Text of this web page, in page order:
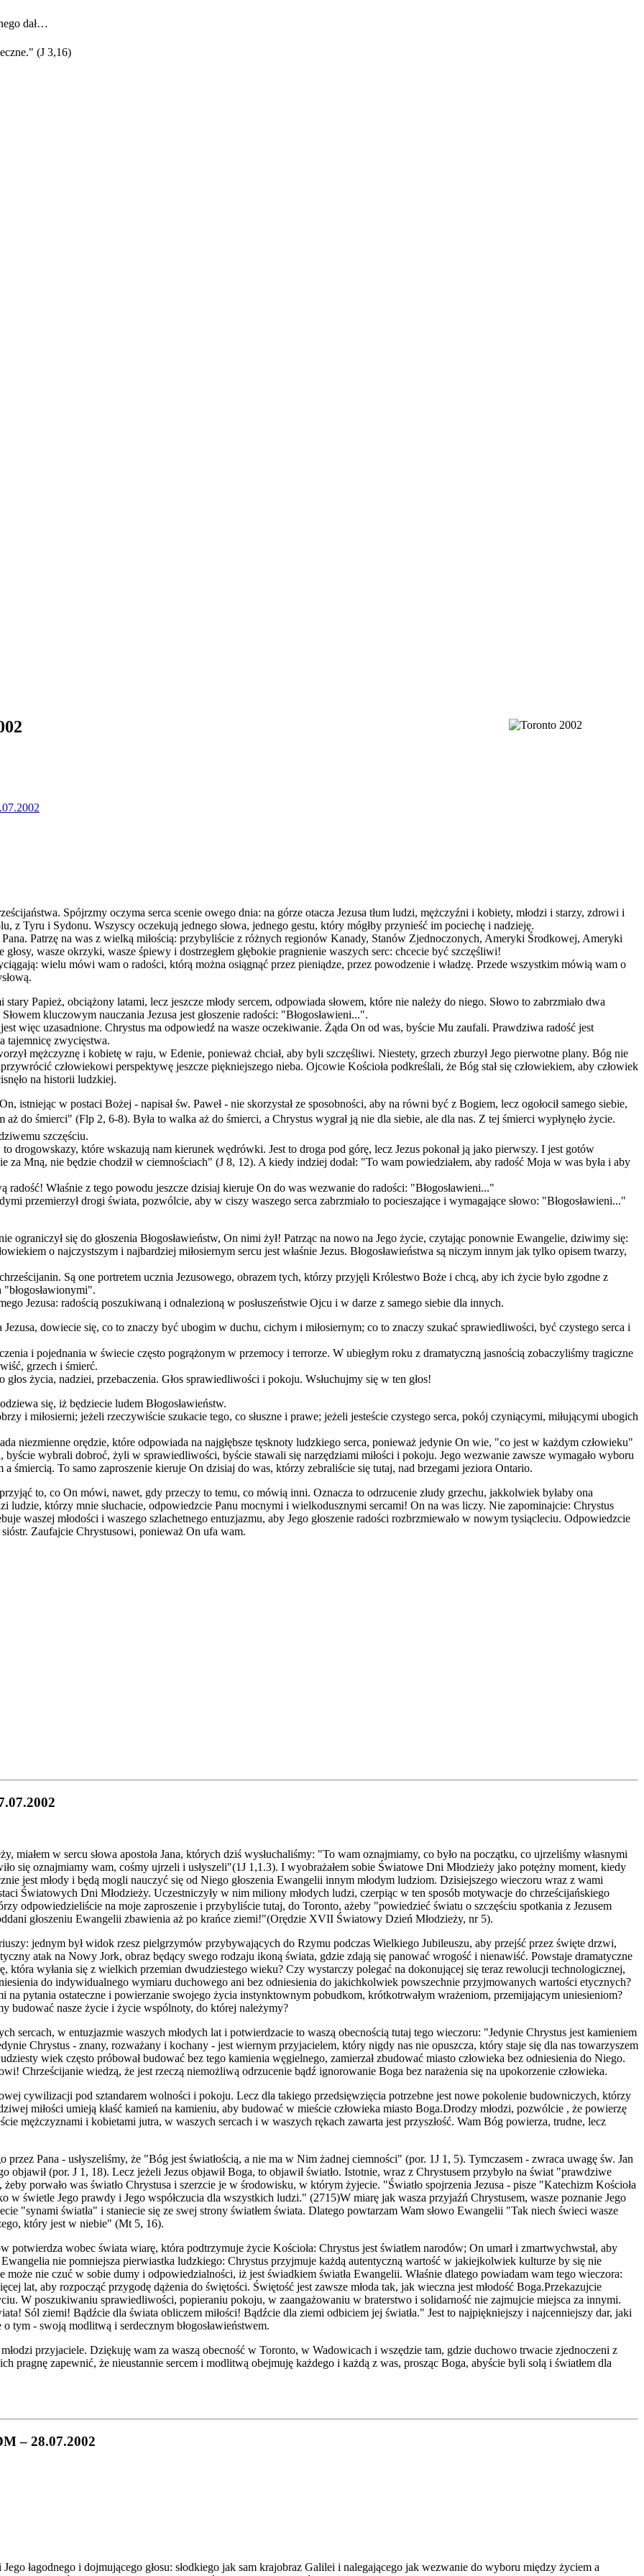
dał…
(J 3,16)
Spójrzmy oczyma serca scenie owego dnia: na górze otacza Jezusa tłum ludzi, mężczyźni i kobiety, młodzi i starzy, zdrowi i
z Tyru i Sydonu. Wszyscy oczekują jednego słowa, jednego gestu, który mógłby przynieść im pociechę i nadzieję.
Patrzę na was z wielką miłością: przybyliście z różnych regionów Kanady, Stanów Zjednoczonych, Ameryki Środkowej, Ameryki
wasze okrzyki, wasze śpiewy i dostrzegłem głębokie pragnienie waszych serc: chcecie być szczęśliwi!
wielu mówi wam o radości, którą można osiągnąć przez pieniądze, przez powodzenie i władzę. Przede wszystkim mówią wam o
Papież, obciążony latami, lecz jeszcze młody sercem, odpowiada słowem, które nie należy do niego. Słowo to zabrzmiało dwa
kluczowym nauczania Jezusa jest głoszenie radości: "Błogosławieni...".
więc uzasadnione. Chrystus ma odpowiedź na wasze oczekiwanie. Żąda On od was, byście Mu zaufali. Prawdziwa radość jest
tajemnicę zwycięstwa.
mężczyznę i kobietę w raju, w Edenie, ponieważ chciał, aby byli szczęśliwi. Niestety, grzech zburzył Jego pierwotne plany. Bóg nie
człowiekowi perspektywę jeszcze piękniejszego nieba. Ojcowie Kościoła podkreślali, że Bóg stał się człowiekiem, aby człowiek
na historii ludzkiej.
istniejąc w postaci Bożej - napisał św. Paweł - nie skorzystał ze sposobności, aby na równi być z Bogiem, lecz ogołocił samego siebie,
aż do śmierci" (Flp 2, 6-8). Była to walka aż do śmierci, a Chrystus wygrał ją nie dla siebie, ale dla nas. Z tej śmierci wypłynęło życie.
szczęściu.
drogowskazy, które wskazują nam kierunek wędrówki. Jest to droga pod górę, lecz Jezus pokonał ją jako pierwszy. I jest gotów
Mną, nie będzie chodził w ciemnościach" (J 8, 12). A kiedy indziej dodał: "To wam powiedziałem, aby radość Moja w was była i aby
Właśnie z tego powodu jeszcze dzisiaj kieruje On do was wezwanie do radości: "Błogosławieni..."
przemierzył drogi świata, pozwólcie, aby w ciszy waszego serca zabrzmiało to pocieszające i wymagające słowo: "Błogosławieni..."
ograniczył się do głoszenia Błogosławieństw, On nimi żył! Patrząc na nowo na Jego życie, czytając ponownie Ewangelie, dziwimy się:
o najczystszym i najbardziej miłosiernym sercu jest właśnie Jezus. Błogosławieństwa są niczym innym jak tylko opisem twarzy,
Są one portretem ucznia Jezusowego, obrazem tych, którzy przyjęli Królestwo Boże i chcą, aby ich życie było zgodne z
Jezusa: radością poszukiwaną i odnalezioną w posłuszeństwie Ojcu i w darze z samego siebie dla innych.
dowiecie się, co to znaczy być ubogim w duchu, cichym i miłosiernym; co to znaczy szukać sprawiedliwości, być czystego serca i
i pojednania w świecie często pogrążonym w przemocy i terrorze. W ubiegłym roku z dramatyczną jasnością zobaczyliśmy tragiczne
grzech i śmierć.
życia, nadziei, przebaczenia. Głos sprawiedliwości i pokoju. Wsłuchujmy się w ten głos!
się, iż będziecie ludem Błogosławieństw.
i miłosierni; jeżeli rzeczywiście szukacie tego, co słuszne i prawe; jeżeli jesteście czystego serca, pokój czyniącymi, miłującymi ubogich
niezmienne orędzie, które odpowiada na najgłębsze tęsknoty ludzkiego serca, ponieważ jedynie On wie, "co jest w każdym człowieku"
wybrali dobroć, żyli w sprawiedliwości, byście stawali się narzędziami miłości i pokoju. Jego wezwanie zawsze wymagało wyboru
śmiercią. To samo zaproszenie kieruje On dzisiaj do was, którzy zebraliście się tutaj, nad brzegami jeziora Ontario.
to, co On mówi, nawet, gdy przeczy to temu, co mówią inni. Oznacza to odrzucenie złudy grzechu, jakkolwiek byłaby ona
ludzie, którzy mnie słuchacie, odpowiedzcie Panu mocnymi i wielkodusznymi sercami! On na was liczy. Nie zapominajcie: Chrystus
waszej młodości i waszego szlachetnego entuzjazmu, aby Jego głoszenie radości rozbrzmiewało w nowym tysiącleciu. Odpowiedzcie
Zaufajcie Chrystusowi, ponieważ On ufa wam.
miałem w sercu słowa apostoła Jana, których dziś wysłuchaliśmy: "To wam oznajmiamy, co było na początku, co ujrzeliśmy własnymi
się oznajmiamy wam, cośmy ujrzeli i usłyszeli"(1J 1,1.3). I wyobrażałem sobie Światowe Dni Młodzieży jako potężny moment, kiedy
jest młody i będą mogli nauczyć się od Niego głoszenia Ewangelii innym młodym ludziom. Dzisiejszego wieczoru wraz z wami
Światowych Dni Młodzieży. Uczestniczyły w nim miliony młodych ludzi, czerpiąc w ten sposób motywacje do chrześcijańskiego
odpowiedzieliście na moje zaproszenie i przybyliście tutaj, do Toronto, ażeby "powiedzieć światu o szczęściu spotkania z Jezusem
głoszeniu Ewangelii zbawienia aż po krańce ziemi!"(Orędzie XVII Światowy Dzień Młodzieży, nr 5).
jednym był widok rzesz pielgrzymów przybywających do Rzymu podczas Wielkiego Jubileuszu, aby przejść przez święte drzwi,
atak na Nowy Jork, obraz będący swego rodzaju ikoną świata, gdzie zdają się panować wrogość i nienawiść. Powstaje dramatyczne
która wyłania się z wielkich przemian dwudziestego wieku? Czy wystarczy polegać na dokonującej się teraz rewolucji technologicznej,
do indywidualnego wymiaru duchowego ani bez odniesienia do jakichkolwiek powszechnie przyjmowanych wartości etycznych?
na pytania ostateczne i powierzanie swojego życia instynktownym pobudkom, krótkotrwałym wrażeniom, przemijającym uniesieniom?
budować nasze życie i życie wspólnoty, do której należymy?
sercach, w entuzjazmie waszych młodych lat i potwierdzacie to waszą obecnością tutaj tego wieczoru: "Jedynie Chrystus jest kamieniem
Chrystus - znany, rozważany i kochany - jest wiernym przyjacielem, który nigdy nas nie opuszcza, który staje się dla nas towarzyszem
wiek często próbował budować bez tego kamienia węgielnego, zamierzał zbudować miasto człowieka bez odniesienia do Niego.
Chrześcijanie wiedzą, że jest rzeczą niemożliwą odrzucenie bądź ignorowanie Boga bez narażenia się na upokorzenie człowieka.
cywilizacji pod sztandarem wolności i pokoju. Lecz dla takiego przedsięwzięcia potrzebne jest nowe pokolenie budowniczych, którzy
miłości umieją kłaść kamień na kamieniu, aby budować w mieście człowieka miasto Boga.Drodzy młodzi, pozwólcie , że powierzę
mężczyznami i kobietami jutra, w waszych sercach i w waszych rękach zawarta jest przyszłość. Wam Bóg powierza, trudne, lecz
przez Pana - usłyszeliśmy, że "Bóg jest światłością, a nie ma w Nim żadnej ciemności" (por. 1J 1, 5). Tymczasem - zwraca uwagę św. Jan
objawił (por. J 1, 18). Lecz jeżeli Jezus objawił Boga, to objawił światło. Istotnie, wraz z Chrystusem przybyło na świat "prawdziwe
porwało was światło Chrystusa i szerzcie je w środowisku, w którym żyjecie. "Światło spojrzenia Jezusa - pisze "Katechizm Kościoła
w świetle Jego prawdy i Jego współczucia dla wszystkich ludzi." (2715)W miarę jak wasza przyjaźń Chrystusem, wasze poznanie Jego
"synami światła" i staniecie się ze swej strony światłem świata. Dlatego powtarzam Wam słowo Ewangelii "Tak niech świeci wasze
który jest w niebie" (Mt 5, 16).
wobec świata wiarę, która podtrzymuje życie Kościoła: Chrystus jest światłem narodów; On umarł i zmartwychwstał, aby
nie pomniejsza pierwiastka ludzkiego: Chrystus przyjmuje każdą autentyczną wartość w jakiejkolwiek kulturze by się nie
może nie czuć w sobie dumy i odpowiedzialności, iż jest świadkiem światła Ewangelii. Właśnie dlatego powiadam wam tego wieczora:
lat, aby rozpocząć przygodę dążenia do świętości. Świętość jest zawsze młoda tak, jak wieczna jest młodość Boga.Przekazujcie
W poszukiwaniu sprawiedliwości, popieraniu pokoju, w zaangażowaniu w braterstwo i solidarność nie zajmujcie miejsca za innymi.
Sól ziemi! Bądźcie dla świata obliczem miłości! Bądźcie dla ziemi odbiciem jej światła." Jest to najpiękniejszy i najcenniejszy dar, jaki
tym - swoją modlitwą i serdecznym błogosławieństwem.
przyjaciele. Dziękuję wam za waszą obecność w Toronto, w Wadowicach i wszędzie tam, gdzie duchowo trwacie zjednoczeni z
zapewnić, że nieustannie sercem i modlitwą obejmuję każdego i każdą z was, prosząc Boga, abyście byli solą i światłem dla
– 28.07.2002
łagodnego i dojmującego głosu: słodkiego jak sam krajobraz Galilei i nalegającego jak wezwanie do wyboru między życiem a